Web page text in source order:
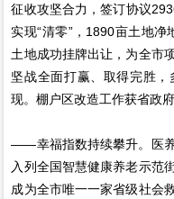
征收攻坚合力，签订协议
实现“清零”，1890亩土地
土地成功挂牌出让，为全市
坚战全面打赢、取得完胜
现。棚户区改造工作获省政
——幸福指数持续攀升。医
入列全国智慧健康养老示范
成为全市唯一一家省级社会